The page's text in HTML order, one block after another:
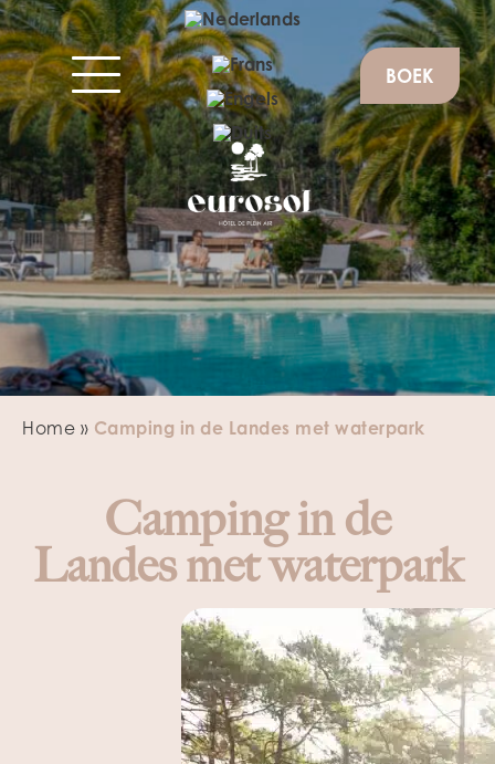
BOEK
Home » Camping in de Landes met waterpark
Camping in de
Landes met waterpark